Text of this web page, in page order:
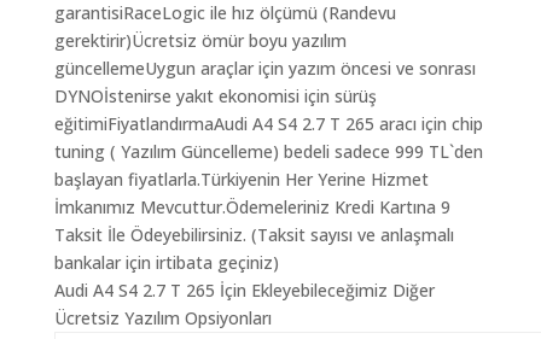
garantisiRaceLogic ile hız ölçümü (Randevu
gerektirir)Ücretsiz ömür boyu yazılım
güncellemeUygun araçlar için yazım öncesi ve sonrası
DYNOİstenirse yakıt ekonomisi için sürüş
eğitimiFiyatlandırmaAudi A4 S4 2.7 T 265 aracı için chip
tuning ( Yazılım Güncelleme) bedeli sadece 999 TL`den
başlayan fiyatlarla.Türkiyenin Her Yerine Hizmet
İmkanımız Mevcuttur.Ödemeleriniz Kredi Kartına 9
Taksit İle Ödeyebilirsiniz. (Taksit sayısı ve anlaşmalı
bankalar için irtibata geçiniz)
Audi A4 S4 2.7 T 265 İçin Ekleyebileceğimiz Diğer
Ücretsiz Yazılım Opsiyonları